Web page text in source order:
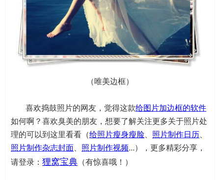
（唯美边框）
喜欢捣鼓照片的网友，觉得这款给图片加边框的软件
如何啊？喜欢臭美的朋友，想要了解关注更多关于照片处
理的可以到这里看看（给照片瘦身瘦脸 照片制作日历
照片制作杂志封面
照片制作视频...），更多精彩分享，
请登录： 狸窝宝典 （有惊喜哦！）